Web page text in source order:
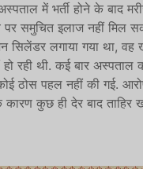
में भर्ती होने के बाद
पर समुचित इलाज नहीं मिल
सिलेंडर लगाया गया था,
रही थी. कई बार अस्पताल
ठोस पहल नहीं की गई.
कुछ ही देर बाद ताहिर